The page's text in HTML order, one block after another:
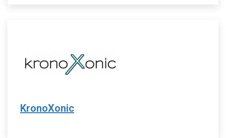
KronoXonic